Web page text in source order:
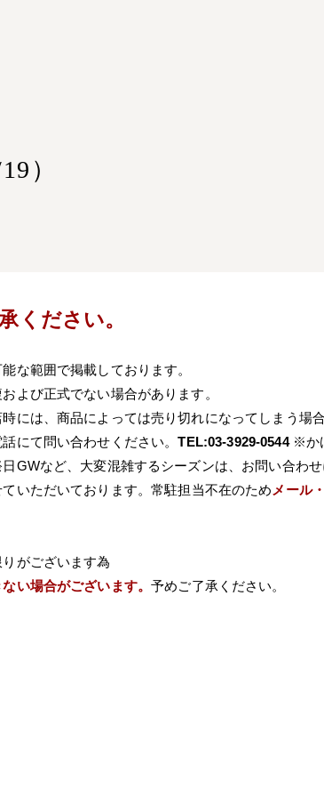
）
ください。
な範囲で掲載しております。
よび正式でない場合があります。
には、商品によっては売り切れになってしまう場
にて問い合わせください。TEL:03-3929-0544※か
GWなど、大変混雑するシーズンは、お問い合わ
いただいております。常駐担当不在のため メール
がございます為
い場合がございます。予めご了承ください。